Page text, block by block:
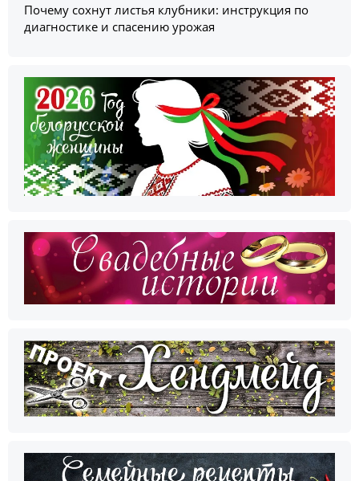
Почему сохнут листья клубники: инструкция по
диагностике и спасению урожая